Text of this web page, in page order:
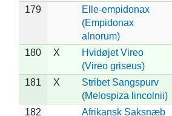
179
Elle-empidonax
(Empidonax
alnorum)
180 X
Hvidøjet Vireo
(Vireo griseus)
181
X
Stribet Sangspurv
(Melospiza lincolnii)
182
Afrikansk Saksnæb